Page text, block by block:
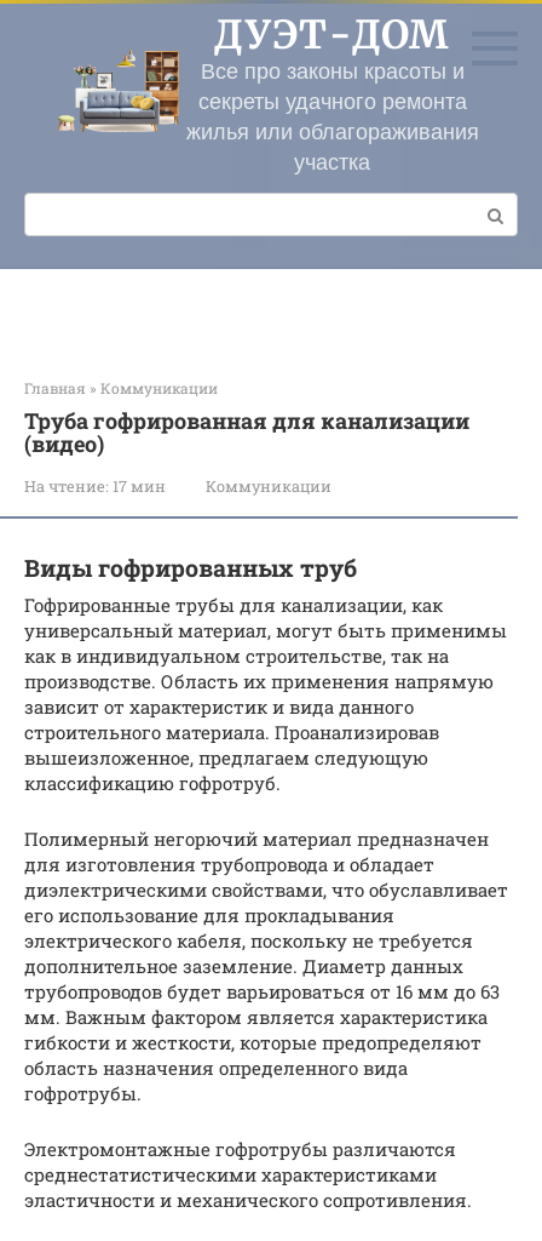
Перейти
контенту
ДУЭТ-ДОМ
Все про законы красоты и
секреты удачного ремонта
жилья или облагораживания
участка
Поиск:
Главная » Коммуникации
Труба гофрированная для канализации
(видео)
На чтение: 17 мин Коммуникации
Виды гофрированных труб
Гофрированные трубы для канализации, как
универсальный материал, могут быть применимы
как в индивидуальном строительстве, так на
производстве. Область их применения напрямую
зависит от характеристик и вида данного
строительного материала. Проанализировав
вышеизложенное, предлагаем следующую
классификацию гофротруб.
Полимерный негорючий материал предназначен
для изготовления трубопровода и обладает
диэлектрическими свойствами, что обуславливает
его использование для прокладывания
электрического кабеля, поскольку не требуется
дополнительное заземление. Диаметр данных
трубопроводов будет варьироваться от 16 мм до 63
мм. Важным фактором является характеристика
гибкости и жесткости, которые предопределяют
область назначения определенного вида
гофротрубы.
Электромонтажные гофротрубы различаются
среднестатистическими характеристиками
эластичности и механического сопротивления.